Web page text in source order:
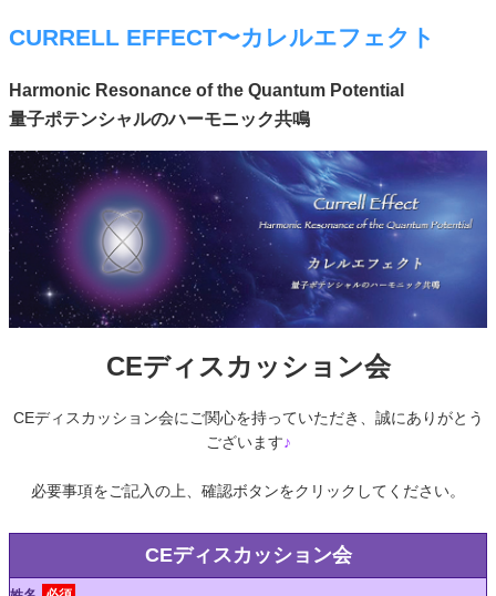
CURRELL EFFECT〜カレルエフェクト
Harmonic Resonance of the Quantum Potential
量子ポテンシャルのハーモニック共鳴
CEディスカッション会
CEディスカッション会にご関心を持っていただき、誠にありがとう
ございます♪
必要事項をご記入の上、確認ボタンをクリックしてください。
CEディスカッション会